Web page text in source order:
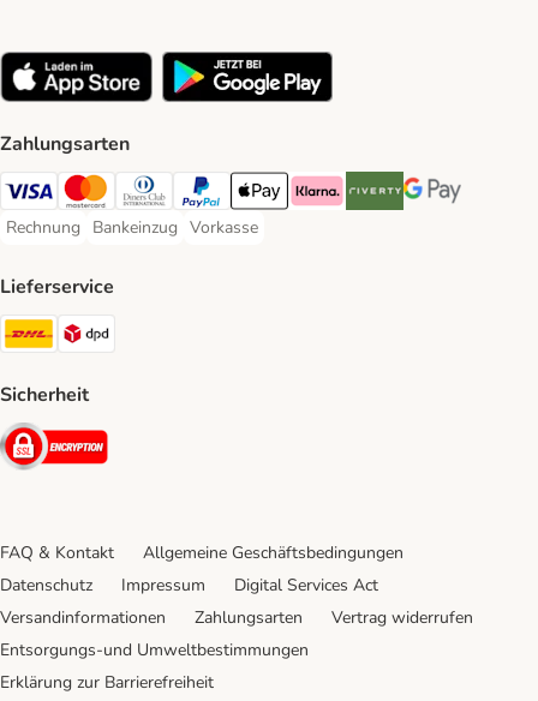
Zahlungsarten
Visa Payment Method
Mastercard Payment Method
Diners Club Payment Method
PayPal Payment Method
Apple Pay Payment Method
Klarna Payment Method
Riverty Payment Method
Google Pay
Rechnung
Rechnung Payment Method
Bankeinzug
Bankeinzug Payment Method
Vorkasse
Vorkasse Payment Method
Lieferservice
DHL Shipping Method
Sicherheit
Security
FAQ & Kontakt
Allgemeine Geschäftsbedingungen
Datenschutz
Impressum
Digital Services Act
Versandinformationen
Zahlungsarten
Vertrag widerrufen
Entsorgungs-und Umweltbestimmungen
Erklärung zur Barrierefreiheit